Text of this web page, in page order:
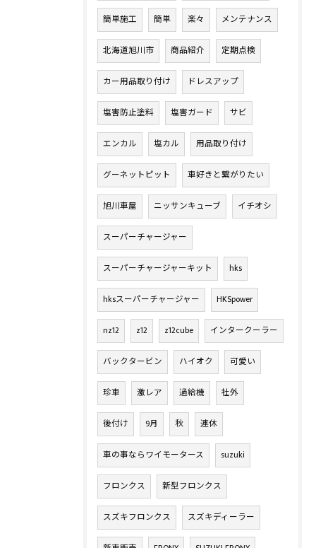
簡単施工 簡単 楽々 メンテナンス
北海道旭川市 商品紹介 定期点検
カー用品取り付け ドレスアップ
塩害防止塗料 塩害ガード サビ
エンカル 塩カル 用品取り付け
グーネットピット 車好きと繋がりたい
旭川車屋 ニッサンキューブ イチオシ
スーパーチャージャー
スーパーチャージャーキット hks
hksスーパーチャージャー HKSpower
nz12 z12 z12cube インタークーラー
バックタービン ハイオク 可愛い
珍車 激レア 過給機 社外
後付け 9月 秋 連休
車の事ならワイモータース suzuki
フロンクス 新型フロンクス
スズキフロンクス スズキディーラー